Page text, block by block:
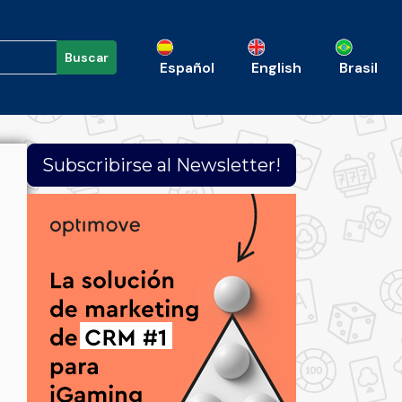
Buscar
Español English Brasil
Subscribirse al Newsletter!